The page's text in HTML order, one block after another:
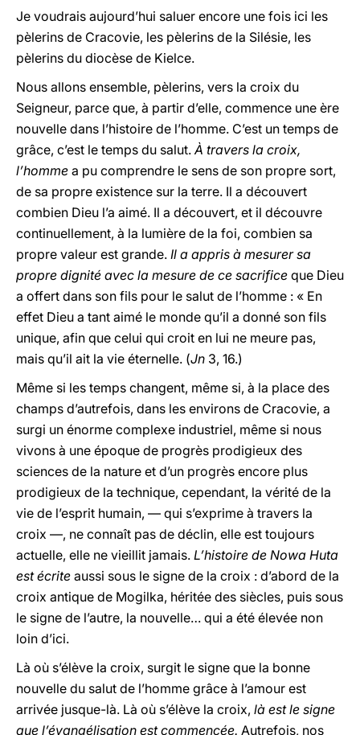
Je voudrais aujourd’hui saluer encore une fois ici les
pèlerins de Cracovie, les pèlerins de la Silésie, les
pèlerins du diocèse de Kielce.
Nous allons ensemble, pèlerins, vers la croix du
Seigneur, parce que, à partir d’elle, commence une ère
nouvelle dans l’histoire de l’homme. C’est un temps de
grâce, c’est le temps du salut.À travers la croix,
l’homme a pu comprendre le sens de son propre sort,
de sa propre existence sur la terre. Il a découvert
combien Dieu l’a aimé. Il a découvert, et il découvre
continuellement, à la lumière de la foi, combien sa
propre valeur est grande. Il a appris à mesurer sa
propre dignité avec la mesure de ce sacrifice que Dieu
a offert dans son fils pour le salut de l’homme : « En
effet Dieu a tant aimé le monde qu’il a donné son fils
unique, afin que celui qui croit en lui ne meure pas,
mais qu’il ait la vie éternelle. (Jn 3, 16.)
Même si les temps changent, même si, à la place des
champs d’autrefois, dans les environs de Cracovie, a
surgi un énorme complexe industriel, même si nous
vivons à une époque de progrès prodigieux des
sciences de la nature et d’un progrès encore plus
prodigieux de la technique, cependant, la vérité de la
vie de l’esprit humain, — qui s’exprime à travers la
croix —, ne connaît pas de déclin, elle est toujours
actuelle, elle ne vieillit jamais. L’histoire de Nowa Huta
est écrite aussi sous le signe de la croix : d’abord de la
croix antique de Mogilka, héritée des siècles, puis sous
le signe de l’autre, la nouvelle… qui a été élevée non
loin d’ici.
Là où s’élève la croix, surgit le signe que la bonne
nouvelle du salut de l’homme grâce à l’amour est
arrivée jusque-là. Là où s’élève la croix, là est le signe
que l’évangélisation est commencée. Autrefois, nos